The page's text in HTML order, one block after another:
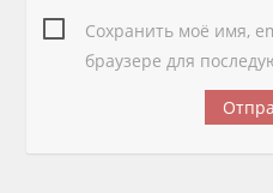
Сохранить моё имя,
браузере для